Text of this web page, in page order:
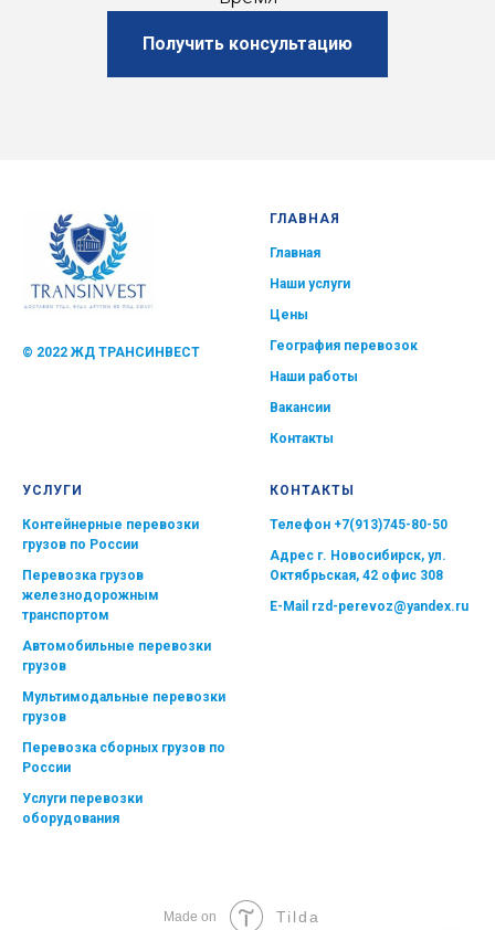
Получить консультацию
© 2022 ЖД ТРАНСИНВЕСТ
ГЛАВНАЯ
Главная
Наши услуги
Цены
География перевозок
Наши работы
Вакансии
Контакты
УСЛУГИ
Контейнерные перевозки
грузов по России
Перевозка грузов
железнодорожным
транспортом
Автомобильные перевозки
грузов
Мультимодальные перевозки
грузов
Перевозка сборных грузов по
России
Услуги перевозки
оборудования
КОНТАКТЫ
Телефон +7(913)745-80-50
Адрес г. Новосибирск, ул.
Октябрьская, 42 офис 308
E-Mail rzd-perevoz@yandex.ru
Made on Tilda